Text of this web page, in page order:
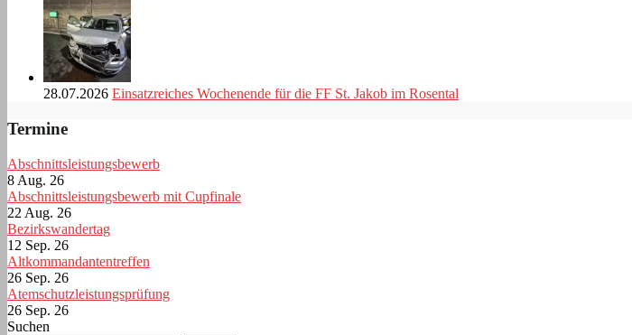
28.07.2026 Einsatzreiches Wochenende für die FF St. Jakob im Rosental
Termine
Abschnittsleistungsbewerb
8 Aug. 26
Abschnittsleistungsbewerb mit Cupfinale
22 Aug. 26
Bezirkswandertag
12 Sep. 26
Altkommandantentreffen
26 Sep. 26
Atemschutzleistungsprüfung
26 Sep. 26
Suchen